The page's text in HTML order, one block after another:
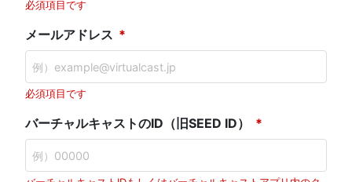
必須項目です
メールアドレス
必須項目です
バーチャルキャストのID（旧SEED ID）